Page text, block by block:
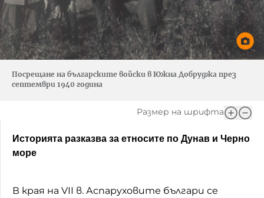
Посрещане на българските войски в Южна Добруджа през
септември 1940 година
Размер на шрифта
Историята разказва за етносите по Дунав и Черно
море
В края на VII в. Аспаруховите българи се